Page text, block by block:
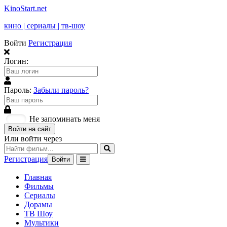
KinoStart.net
кино | сериалы | тв-шоу
Войти Регистрация
Логин:
Пароль: Забыли пароль?
Не запоминать меня
Войти на сайт
Или войти через
Регистрация Войти
Главная
Фильмы
Сериалы
Дорамы
ТВ Шоу
Мультики